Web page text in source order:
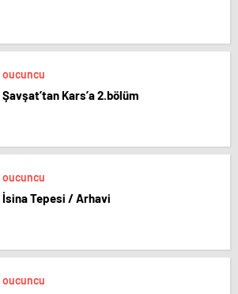
oucuncu
Şavşat’tan Kars’a 2.bölüm
oucuncu
İsina Tepesi / Arhavi
oucuncu